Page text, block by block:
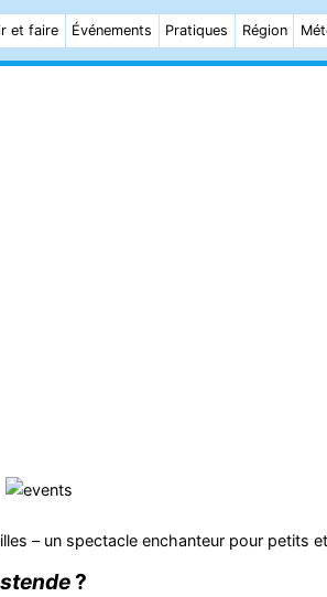
et faire Événements Pratiques Région
– un spectacle enchanteur pour petits
?